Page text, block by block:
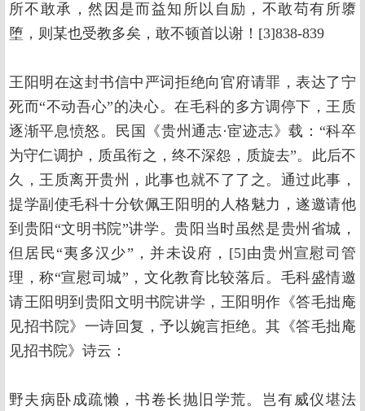
所不敢承，然因是而益知所以自励，不敢苟有所隳
堕，则某也受教多矣，敢不顿首以谢！[3]838-839
王阳明在这封书信中严词拒绝向官府请罪，表达了宁
死而“不动吾心”的决心。在毛科的多方调停下，王质
逐渐平息愤怒。民国《贵州通志·宦迹志》载：“科卒
为守仁调护，质虽衔之，终不深怨，质旋去”。此后不
久，王质离开贵州，此事也就不了了之。通过此事，
提学副使毛科十分钦佩王阳明的人格魅力，遂邀请他
到贵阳“文明书院”讲学。贵阳当时虽然是贵州省城，
但居民“夷多汉少”，并未设府，[5]由贵州宣慰司管
理，称“宣慰司城”，文化教育比较落后。毛科盛情邀
请王阳明到贵阳文明书院讲学，王阳明作《答毛拙庵
见招书院》一诗回复，予以婉言拒绝。其《答毛拙庵
见招书院》诗云：
野夫病卧成疏懒，书卷长抛旧学荒。岂有威仪堪法